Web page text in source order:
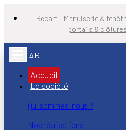
Becart - Menuiserie &
portails &
BECART
Accueil
La société
Qui sommes-nous ?
Nos réalisations